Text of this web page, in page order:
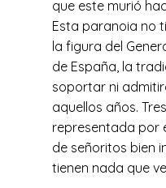
que este murió
Esta paranoia no
la figura del
de España, la
soportar ni
aquellos años.
representada por
de señoritos bien
tienen nada que